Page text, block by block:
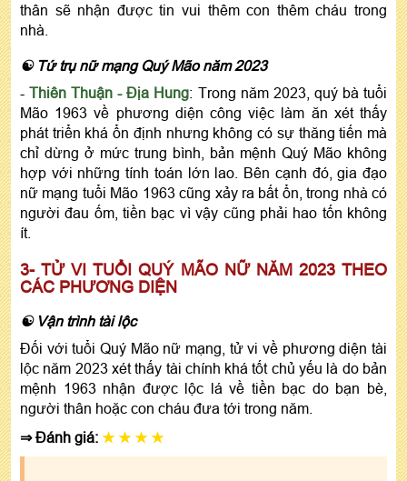
thân sẽ nhận được tin vui thêm con thêm cháu trong
nhà.
☯ Tứ trụ nữ mạng Quý Mão năm 2023
-Thiên Thuận - Địa Hung: Trong năm 2023, quý bà tuổi
Mão 1963 về phương diện công việc làm ăn xét thấy
phát triển khá ổn định nhưng không có sự thăng tiến mà
chỉ dừng ở mức trung bình, bản mệnh Quý Mão không
hợp với những tính toán lớn lao. Bên cạnh đó, gia đạo
nữ mạng tuổi Mão 1963 cũng xảy ra bất ổn, trong nhà có
người đau ốm, tiền bạc vì vậy cũng phải hao tốn không
ít.
3- TỬ VI TUỔI QUÝ MÃO NỮ NĂM 2023 THEO
CÁC PHƯƠNG DIỆN
☯ Vận trình tài lộc
Đối với tuổi Quý Mão nữ mạng, tử vi về phương diện tài
lộc năm 2023 xét thấy tài chính khá tốt chủ yếu là do bản
mệnh 1963 nhận được lộc lá về tiền bạc do bạn bè,
người thân hoặc con cháu đưa tới trong năm.
⇒ Đánh giá: ★ ★ ★ ★